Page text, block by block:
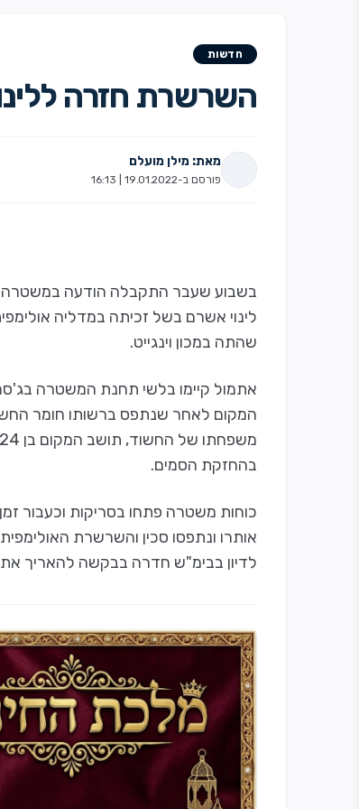
חדשות
השרשרת חזרה
מאת: מילן מועלם
פורסם ב-19.01.2022 | 16:13
בשבוע שעבר התקבלה הודעה במשטרה
לינוי אשרם בשל זכיתה במדליה
שהתה במכון וינגייט.
אתמול קיימו בלשי תחנת המשטרה
המקום לאחר שנתפס ברשותו חומר
בהחזקת הסמים.
כוחות משטרה פתחו בסריקות וכעבור
אותרו ונתפסו סכין והשרשרת
לדיון בבימ"ש חדרה בבקשה להאריך